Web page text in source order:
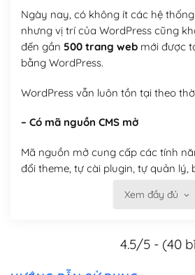
Ngày nay, có không ít các hệ
nhưng vị trí của WordPress cũng
đến gần 500 trang webmới được
bằng WordPress.
WordPress vẫn luôn tồn tại theo
– Có mã nguồn CMS mở
Mã nguồn mở cung cấp các tính
đổi theme, tự cài plugin, tự quản lý,
Xem đầy đủ
4.5/5 - (40